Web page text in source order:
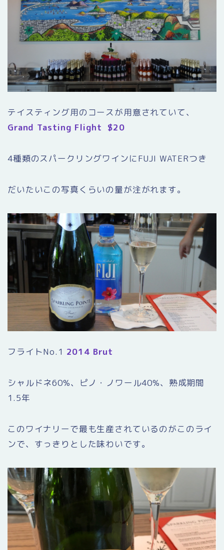
テイスティング用のコースが用意されていて、
Grand Tasting Flight $20
4種類のスパークリングワインにFUJI WATERつき
だいたいこの写真くらいの量が注がれます。
フライトNo.1 2014 Brut
シャルドネ60%、ピノ・ノワール40%、熟成期間
1.5年
このワイナリーで最も生産されているのがこのライ
ンで、すっきりとした味わいです。